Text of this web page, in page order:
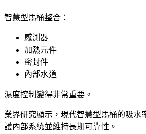
智慧型馬桶整合：
感測器
加熱元件
密封件
內部水道
濕度控制變得非常重要。
業界研究顯示，現代智慧型馬桶的吸水
護內部系統並維持長期可靠性。